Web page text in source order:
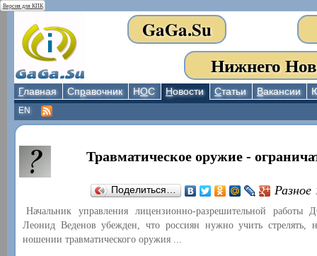
Версия для КПК
GaGa.Su
Нижнего
Главная Справочник НОС Новости Статьи Вакансии
EN
Травматическое оружие -
Поделиться… Разное
Начальник управления лицензионно-разрешительной
Леонид Веденов убежден, что россиян нужно учить стрелять,
ношении травматического оружия ...